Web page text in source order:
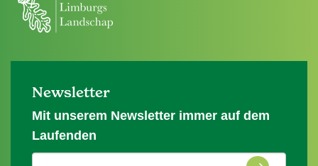
Newsletter
Mit unserem Newsletter immer auf dem
Laufenden